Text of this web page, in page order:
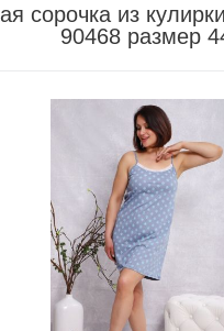
сорочка из
90468 размер